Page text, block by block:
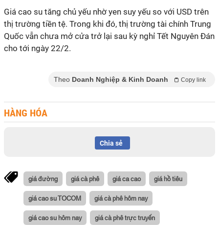
Giá cao su tăng chủ yếu nhờ yen suy yếu so với USD trên
thị trường tiền tệ. Trong khi đó, thị trường tài chính Trung
Quốc vẫn chưa mở cửa trở lại sau kỳ nghỉ Tết Nguyên Đán
cho tới ngày 22/2.
Theo Doanh Nghiệp & Kinh Doanh Copy link
HÀNG HÓA
Chia sẻ
giá đường giá cà phê giá ca cao giá hồ tiêu
giá cao su TOCOM giá cà phê hôm nay
giá cao su hôm nay giá cà phê trực truyến